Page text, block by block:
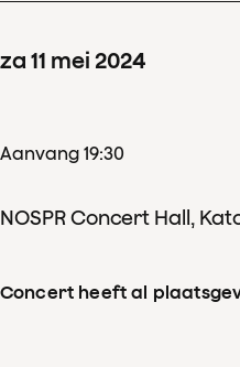
za 11 mei 2024
Aanvang 19:30
NOSPR Concert Hall,
Concert heeft al